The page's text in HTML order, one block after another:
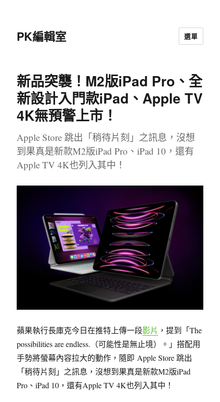
PK編輯室 選單
新品突襲！M2版iPad Pro、全
新設計入門款iPad、Apple TV
4K無預警上市！
Apple Store 跳出「稍待片刻」之訊息，沒想
到果真是新款M2版iPad Pro、iPad 10，還有
Apple TV 4K也列入其中！
蘋果執行長庫克今日在推特上傳一段影片 ，提到「The
possibilities are endless.（可能性是無止境）。」搭配用
手勢將螢幕內容拉大的動作，隨即 Apple Store 跳出
「稍待片刻」之訊息，沒想到果真是新款M2版iPad
Pro、iPad 10，還有Apple TV 4K也列入其中！